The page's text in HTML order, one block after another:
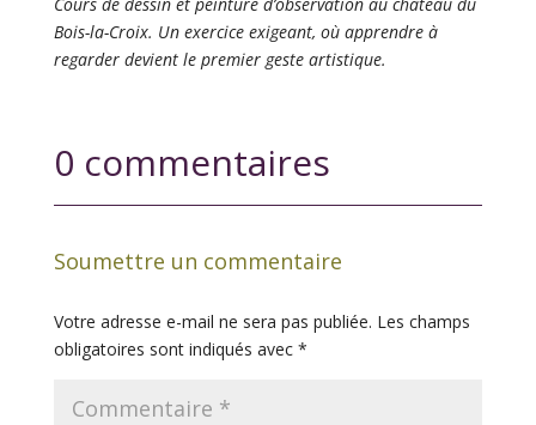
Bois-la-Croix. Un exercice exigeant, où apprendre à
regarder devient le premier geste artistique.
0 commentaires
Soumettre un commentaire
Votre adresse e-mail ne sera pas publiée. Les champs
obligatoires sont indiqués avec *